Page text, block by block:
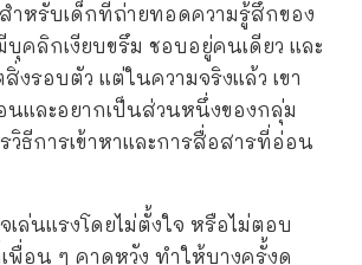
รับเด็กที่ถ่ายทอดความรู้สึกของ
คลิกเงียบขรึม ชอบอยู่คนเดียว และ
งรอบตัว แต่ในความจริงแล้ว เขา
นและอยากเป็นส่วนหนึ่งของกลุ่ม
วิธีการเข้าหาและการสื่อสารที่อ่อน
นแรงโดยไม่ตั้งใจ หรือไม่ตอบ
อน ๆ คาดหวัง ทำให้บางครั้งดู